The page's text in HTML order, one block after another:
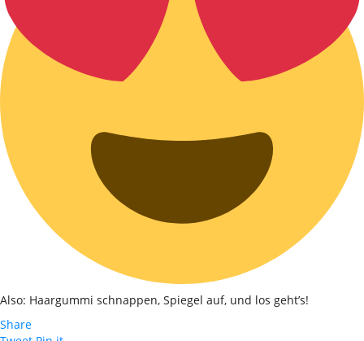
Also: Haargummi schnappen, Spiegel auf, und los geht’s!
Share